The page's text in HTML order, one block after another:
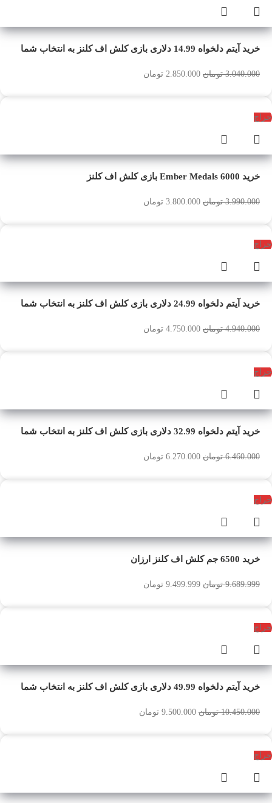
خرید آیتم دلخواه 14.99 دلاری بازی کلش اف کلنز به انتخاب شما
3.040.000 تومان 2.850.000 تومان
حراج
خرید 6000 Ember Medals بازی کلش اف کلنز
3.990.000 تومان 3.800.000 تومان
حراج
خرید آیتم دلخواه 24.99 دلاری بازی کلش اف کلنز به انتخاب شما
4.940.000 تومان 4.750.000 تومان
حراج
خرید آیتم دلخواه 32.99 دلاری بازی کلش اف کلنز به انتخاب شما
6.460.000 تومان 6.270.000 تومان
حراج
خرید 6500 جم کلش اف کلنز ارزان
9.689.999 تومان 9.499.999 تومان
حراج
خرید آیتم دلخواه 49.99 دلاری بازی کلش اف کلنز به انتخاب شما
10.450.000 تومان 9.500.000 تومان
حراج